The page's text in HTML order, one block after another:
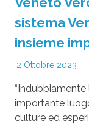
sistema
insieme
2 Ottobre 2023
importante
culture ed